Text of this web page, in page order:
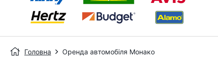
Головна Оренда автомобіля Монако